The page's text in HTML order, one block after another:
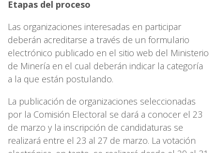
Etapas del proceso
Las organizaciones interesadas en participar
deberán acreditarse a través de un formulario
electrónico publicado en el sitio web del Ministerio
de Minería en el cual deberán indicar la categoría
a la que están postulando.
La publicación de organizaciones seleccionadas
por la Comisión Electoral se dará a conocer el 23
de marzo y la inscripción de candidaturas se
realizará entre el 23 al 27 de marzo. La votación